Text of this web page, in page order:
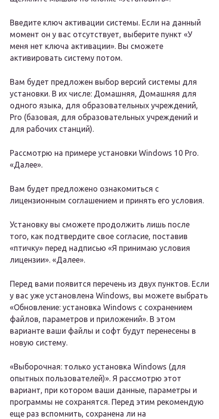
Введите ключ активации системы. Если на данный
момент он у вас отсутствует, выберите пункт «У
меня нет ключа активации». Вы сможете
активировать систему потом.
Вам будет предложен выбор версий системы для
установки. В их числе: Домашняя, Домашняя для
одного языка, для образовательных учреждений,
Pro (базовая, для образовательных учреждений и
для рабочих станций).
Рассмотрю на примере установки Windows 10 Pro.
«Далее».
Вам будет предложено ознакомиться с
лицензионным соглашением и принять его условия.
Установку вы сможете продолжить лишь после
того, как подтвердите свое согласие, поставив
«птичку» перед надписью «Я принимаю условия
лицензии». «Далее».
Перед вами появится перечень из двух пунктов. Если
у вас уже установлена Windows, вы можете выбрать
«Обновление: установка Windows с сохранением
файлов, параметров и приложений». В этом
варианте ваши файлы и софт будут перенесены в
новую систему.
«Выборочная: только установка Windows (для
опытных пользователей)». Я рассмотрю этот
вариант, при котором ваши данные, параметры и
программы не сохранятся. Перед этим рекомендую
еще раз вспомнить, сохранена ли на